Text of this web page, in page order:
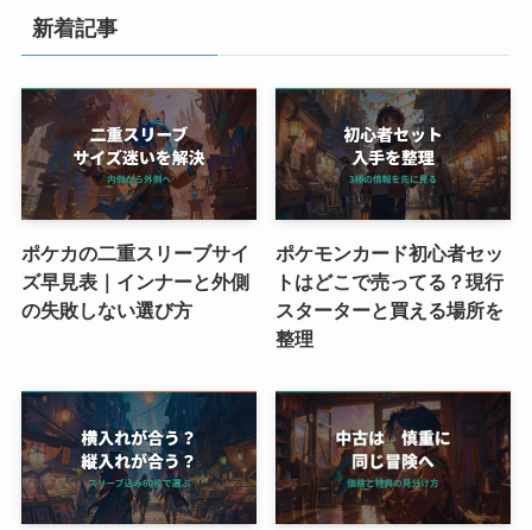
新着記事
ポケカの二重スリーブサイ
ズ早見表｜インナーと外側
の失敗しない選び方
ポケモンカード初心者セッ
トはどこで売ってる？現行
スターターと買える場所を
整理